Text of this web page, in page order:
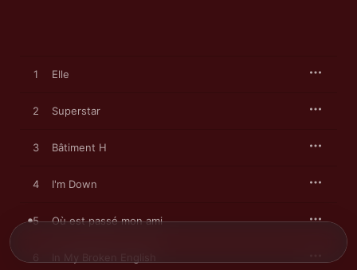
1 Elle
2 Superstar
3 Bâtiment H
4 I'm Down
5 Où est passé mon ami
6 In My Broken English